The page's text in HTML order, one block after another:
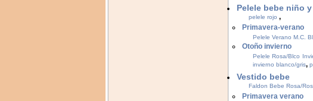
Pelele bebe niño
pelele rojo ,
Primavera-verano
Pelele Verano M.C.
Otoño invierno
Pelele Rosa/Blco
invierno blanco/gris,
Vestido bebe
Faldon Bebe Rosa/
Primavera verano